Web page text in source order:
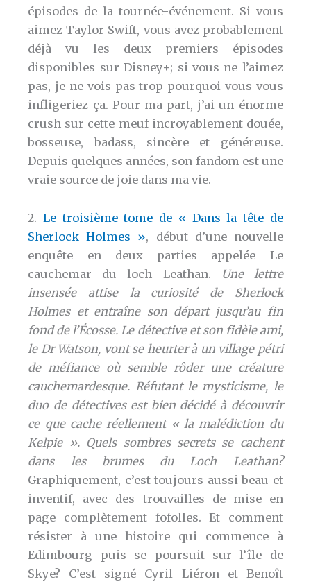
épisodes de la tournée-événement. Si vous
aimez Taylor Swift, vous avez probablement
déjà vu les deux premiers épisodes
disponibles sur Disney+; si vous ne l’aimez
pas, je ne vois pas trop pourquoi vous vous
infligeriez ça. Pour ma part, j’ai un énorme
crush sur cette meuf incroyablement douée,
bosseuse, badass, sincère et généreuse.
Depuis quelques années, son fandom est une
vraie source de joie dans ma vie.
2.Le troisième tome de « Dans la tête de
Sherlock Holmes », début d’une nouvelle
enquête en deux parties appelée Le
cauchemar du loch Leathan.
Une lettre
insensée attise la curiosité de Sherlock
Holmes et entraîne son départ jusqu’au fin
fond de l’Écosse. Le détective et son fidèle ami,
le Dr Watson, vont se heurter à un village pétri
de méfiance où semble rôder une créature
cauchemardesque. Réfutant le mysticisme, le
duo de détectives est bien décidé à découvrir
ce que cache réellement « la malédiction du
Kelpie ». Quels sombres secrets se cachent
dans les brumes du Loch Leathan?
Graphiquement, c’est toujours aussi beau et
inventif, avec des trouvailles de mise en
page complètement fofolles. Et comment
résister à une histoire qui commence à
Edimbourg puis se poursuit sur l’île de
Skye? C’est signé Cyril Liéron et Benoît